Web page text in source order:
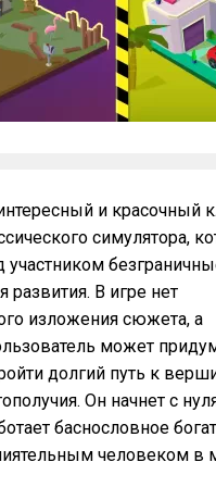
и красочный
симулятора,
участником
развития. В игре нет
изложения сюжета, а
может
долгий путь к
Он начнет с
баснословное
человеком в